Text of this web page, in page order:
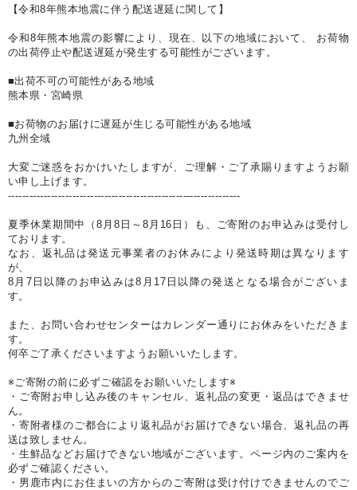
【令和8年熊本地震に伴う配送遅延に関して】
令和8年熊本地震の影響により、現在、以下の地域において、 お荷物
の出荷停止や配送遅延が発生する可能性がございます。
■出荷不可の可能性がある地域
熊本県・宮崎県
■お荷物のお届けに遅延が生じる可能性がある地域
九州全域
大変ご迷惑をおかけいたしますが、ご理解・ご了承賜りますようお願
い申し上げます。
-----------------------------------------------------------------
夏季休業期間中（8月8日～8月16日）も、ご寄附のお申込みは受付し
ております。
なお、返礼品は発送元事業者のお休みにより発送時期は異なります
が、
8月7日以降のお申込みは8月17日以降の発送となる場合がございま
す。
また、お問い合わせセンターはカレンダー通りにお休みをいただきま
す。
何卒ご了承くださいますようお願いいたします。
※ご寄附の前に必ずご確認をお願いいたします※
・ご寄附お申し込み後のキャンセル、返礼品の変更・返品はできませ
ん。
・寄附者様のご都合により返礼品がお届けできない場合、返礼品の再
送は致しません。
・生鮮品などお届けできない地域がございます。ページ内のご案内を
必ずご確認ください。
・男鹿市内にお住まいの方からのご寄附は受け付けできませんのでご